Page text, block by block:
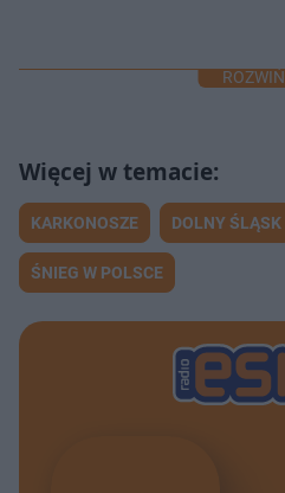
ROZWIŃ
KARKONOSZE DOLNY ŚLĄSK
ŚNIEG W POLSCE